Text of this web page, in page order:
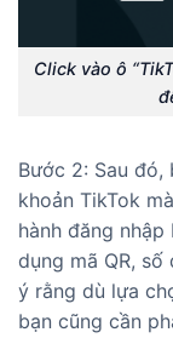
Click vào ô
Bước 2: Sau đó,
khoản TikTok
hành đăng
dụng mã QR,
ý rằng dù lựa
bạn cũng cần